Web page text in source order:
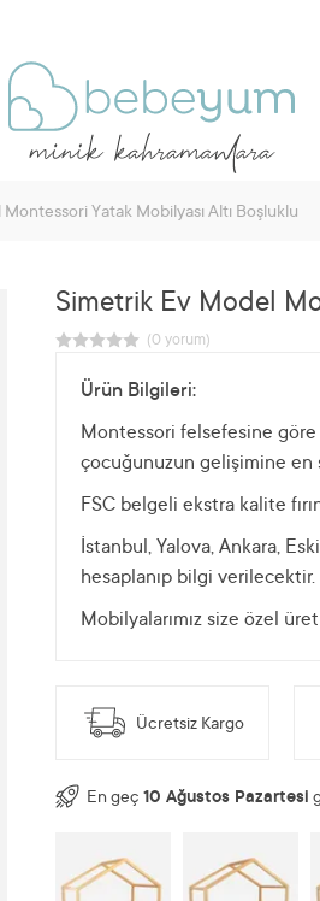
Yatak Mobilyası Altı Boşluklu
Simetrik Ev Model
Ürün Bilgileri:
Montessori felsefesine
çocuğunuzun gelişimine en
FSC belgeli ekstra kalite
İstanbul, Yalova, Ankara,
hesaplanıp bilgi verilecektir.
Mobilyalarımız size özel
Ücretsiz Kargo
En geç 10 Ağustos Pazartesi